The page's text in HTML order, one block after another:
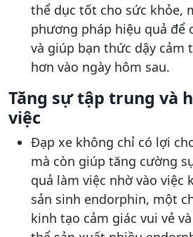
thể dục tốt cho sức khỏe,
phương pháp hiệu quả để
và giúp bạn thức dậy cảm
hơn vào ngày hôm sau.
Tăng sự tập trung và
việc
Đạp xe không chỉ có lợi
mà còn giúp tăng cường
quả làm việc nhờ vào việc
sản sinh endorphin, một
kinh tạo cảm giác vui vẻ